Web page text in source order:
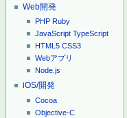
Web開発
PHP Ruby
JavaScript TypeScript
HTML5 CSS3
Webアプリ
Node.js
iOS/開発
Cocoa
Objective-C